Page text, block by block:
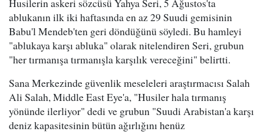
Husilerin askeri sözcüsü Yahya Seri, 5 Ağustos'ta
ablukanın ilk iki haftasında en az 29 Suudi gemisinin
Babu'l Mendeb'ten geri döndüğünü söyledi. Bu hamleyi
"ablukaya karşı abluka" olarak nitelendiren Seri, grubun
"her tırmanışa tırmanışla karşılık vereceğini" belirtti.
Sana Merkezinde güvenlik meseleleri araştırmacısı Salah
Ali Salah, Middle East Eye'a, "Husiler hala tırmanış
yönünde ilerliyor" dedi ve grubun "Suudi Arabistan'a karşı
deniz kapasitesinin bütün ağırlığını henüz